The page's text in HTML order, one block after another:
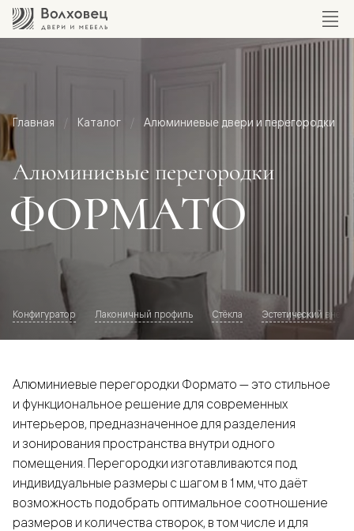
Главная Каталог Алюминиевые двери и перегородки
Алюминиевые перегородки
ФОРМАТО
Конфигуратор Лаконичный профиль Стёкла Эстетический
Алюминиевые перегородки Формато — это стильное
и функциональное решение для современных
интерьеров, предназначенное для разделения
и зонирования пространства внутри одного
помещения. Перегородки изготавливаются под
индивидуальные размеры с шагом в 1 мм, что даёт
возможность подобрать оптимальное соотношение
размеров и количества створок, в том числе и для